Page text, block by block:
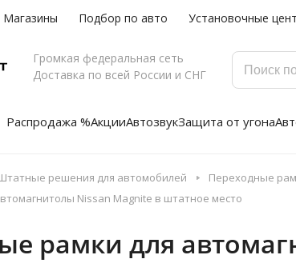
Магазины Подбор по авто Установочные
Громкая федеральная сеть
Доставка по всей России и СНГ
Распродажа %АкцииАвтозвукЗащита от угона
решения для автомобилей Переходные
Nissan Magnite в штатное место
рамки для